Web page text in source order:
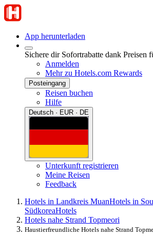
App herunterladen
Sichere dir Sofortrabatte dank Preisen
Anmelden
Mehr zu Hotels.com Rewards
Posteingang
Reisen buchen
Hilfe
Deutsch · EUR · DE
Unterkunft registrieren
Meine Reisen
Feedback
Hotels in Landkreis MuanHotels in
SüdkoreaHotels
Hotels nahe Strand Topmeori
Haustierfreundliche Hotels nahe Strand